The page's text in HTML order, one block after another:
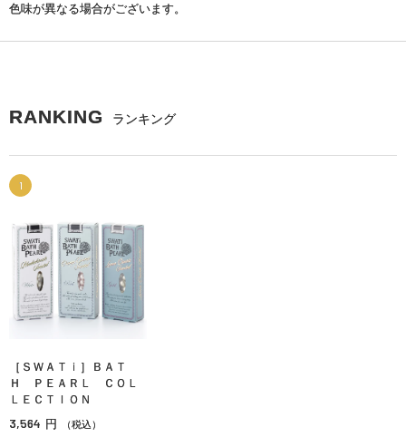
色味が異なる場合がございます。
RANKING ランキング
1
［ＳＷＡＴｉ］ＢＡＴ
Ｈ ＰＥＡＲＬ ＣＯＬ
ＬＥＣＴＩＯＮ
3,564 円 （税込）